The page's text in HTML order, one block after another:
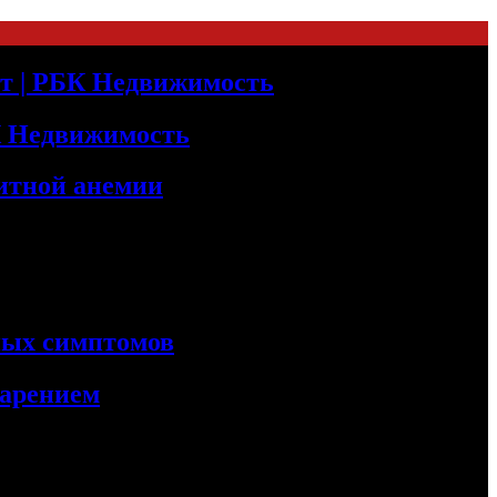
| РБК Недвижимость
Недвижимость
анемии
симптомов